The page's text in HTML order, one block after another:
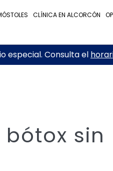
CLÍNICA EN ALCORCÓN
especial. Consulta el
sin